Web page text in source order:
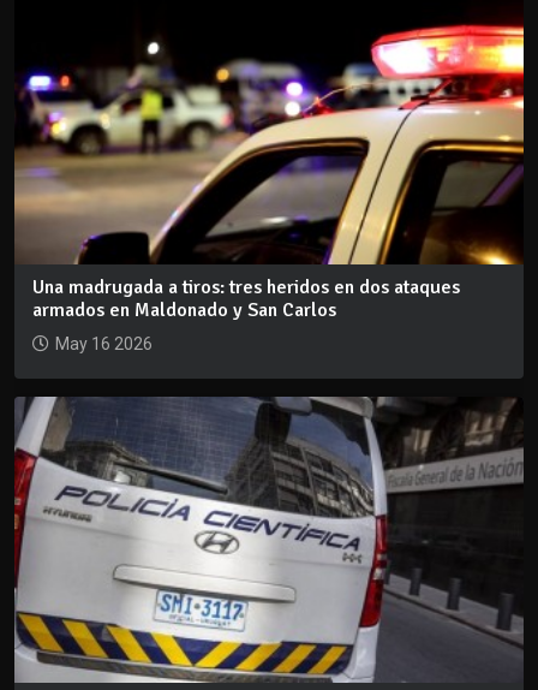
Una madrugada a tiros: tres heridos en dos ataques
armados en Maldonado y San Carlos
May 16 2026